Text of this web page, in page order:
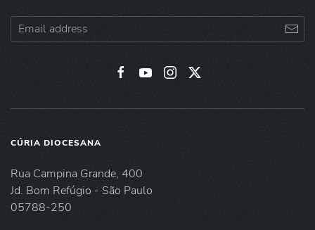
CÚRIA DIOCESANA
Rua Campina Grande, 400
Jd. Bom Refúgio - São Paulo
05788-250